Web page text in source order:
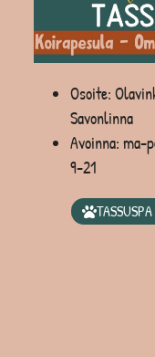
Osoite:
Savonlinna
Avoinna: ma-
9-21